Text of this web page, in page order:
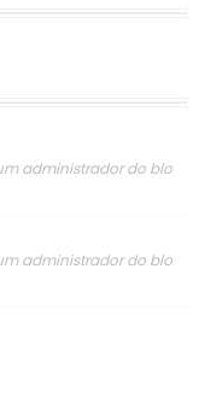
administrador do blo
administrador do blo